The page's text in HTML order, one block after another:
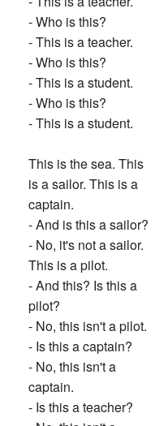
- Who is this?
- This is a teacher.
- Who is this?
- This is a student.
- Who is this?
- This is a student.
This is the sea. This
is a sailor. This is a
captain.
- And is this a sailor?
- No, it's not a sailor.
This is a pilot.
- And this? Is this a
pilot?
- No, this isn't a pilot.
- Is this a captain?
- No, this isn't a
captain.
- Is this a teacher?